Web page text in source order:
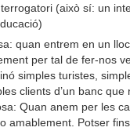
(això sí: un
quan entrem en un
per tal de fer-nos
simples turistes,
clients d’un banc que
Quan anem per les
amablement. Potser